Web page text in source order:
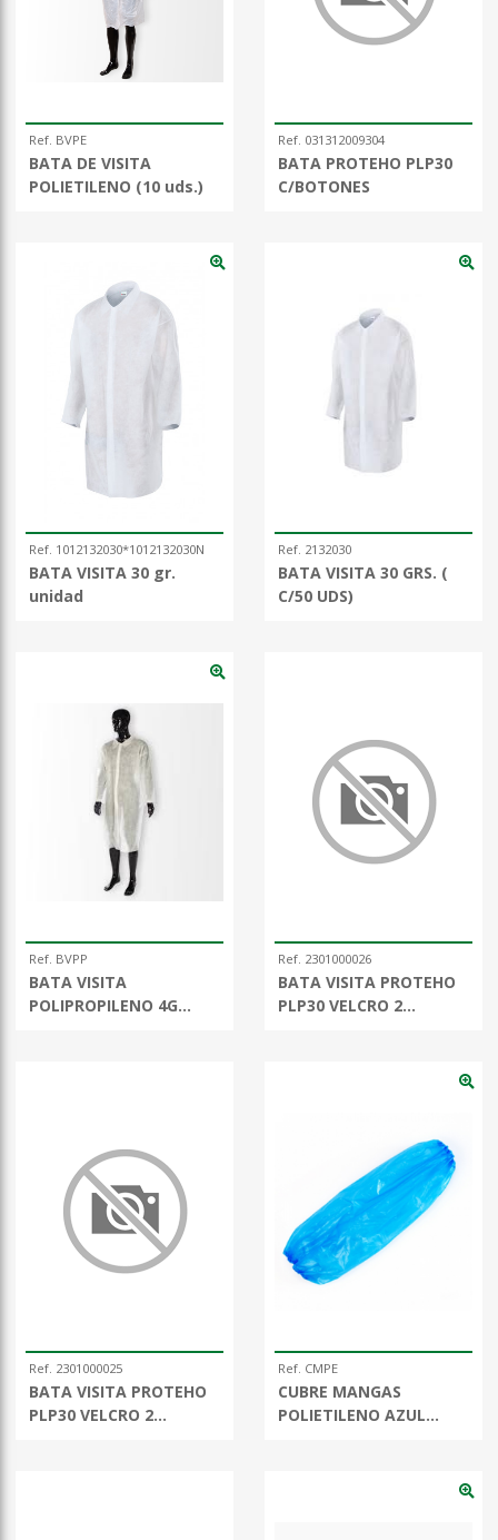
Ref. BVPE
BATA DE VISITA
POLIETILENO (10 uds.)
Ref. 031312009304
BATA PROTEHO PLP30
C/BOTONES
Ref. 1012132030*1012132030N
BATA VISITA 30 gr.
unidad
Ref. 2132030
BATA VISITA 30 GRS. (
C/50 UDS)
Ref. BVPP
BATA VISITA
POLIPROPILENO 4G
Ref. 2301000026
BATA VISITA PROTEHO
PLP30 VELCRO 2
Ref. 2301000025
BATA VISITA PROTEHO
PLP30 VELCRO 2
Ref. CMPE
CUBRE MANGAS
POLIETILENO AZUL